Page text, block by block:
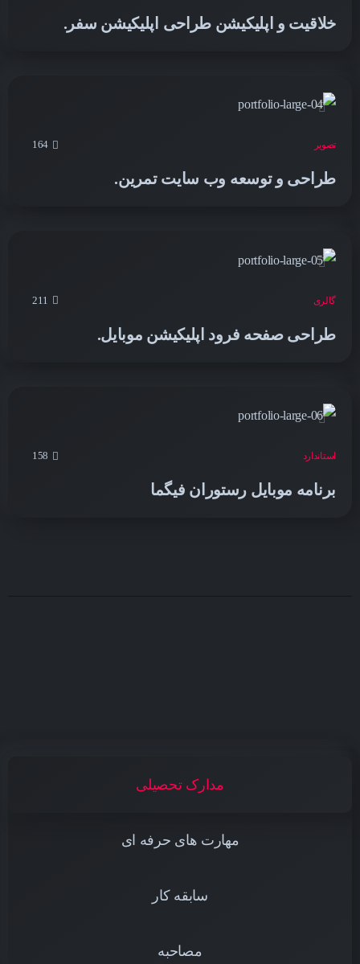
خلاقیت و اپلیکیشن طراحی اپلیکیشن سفر.
تصویر 164
طراحی و توسعه وب سایت تمرین.
گالری 211
طراحی صفحه فرود اپلیکیشن موبایل.
استاندارد 158
برنامه موبایل رستوران فیگما
مدارک تحصیلی
مهارت های حرفه ای
سابقه کار
مصاحبه